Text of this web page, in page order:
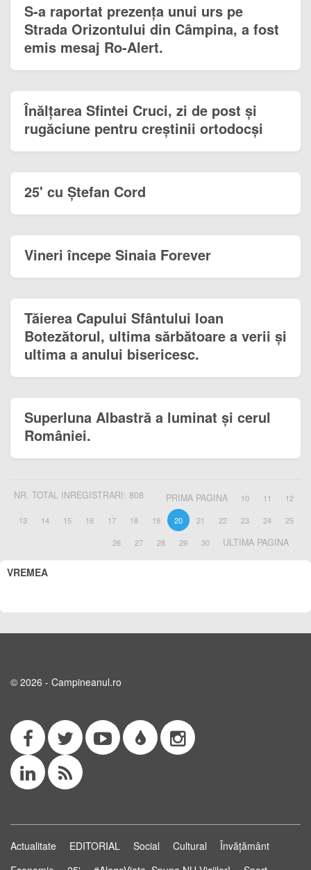
S-a raportat prezența unui urs pe
Strada Orizontului din Câmpina, a fost
emis mesaj Ro-Alert.
Înălțarea Sfintei Cruci, zi de post și
rugăciune pentru creștinii ortodocși
25' cu Ștefan Cord
Vineri începe Sinaia Forever
Tăierea Capului Sfântului Ioan
Botezătorul, ultima sărbătoare a verii și
ultima a anului bisericesc.
Superluna Albastră a luminat și cerul
României.
NR. TOTAL INREGISTRARI: 808 PRIMA PAGINA 10 11
12
13
14 15 16 17 18 19 20 21 22 23 24
25
26
27 28 29 30 ULTIMA PAGINA
VREMEA
© 2026 - Campineanul.ro
Actualitate EDITORIAL Social Cultural
Învățământ